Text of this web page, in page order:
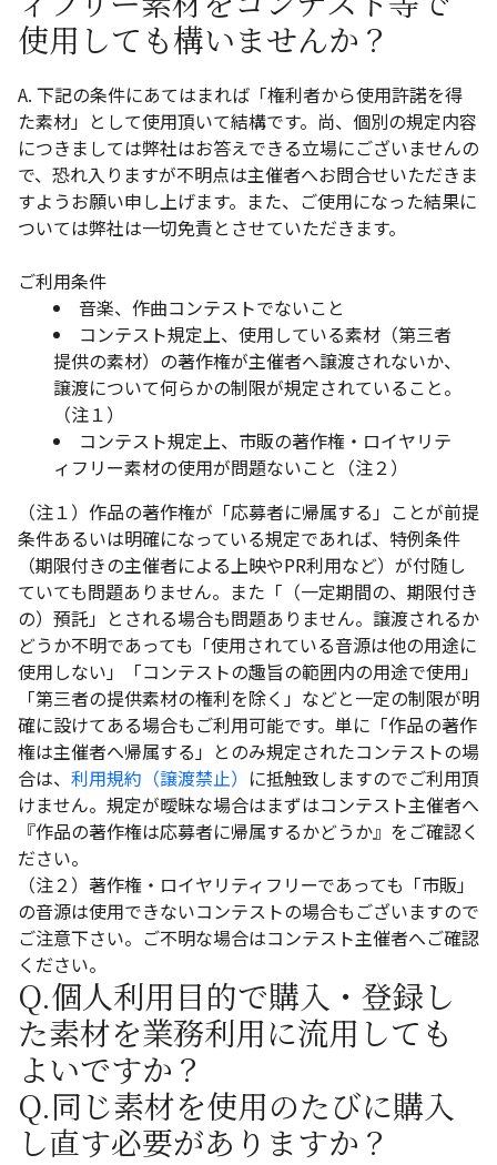
使用しても構いませんか？
A. 下記の条件にあてはまれば「権利者から使用許諾を得
た素材」として使用頂いて結構です。尚、個別の規定内容
につきましては弊社はお答えできる立場にございませんの
で、恐れ入りますが不明点は主催者へお問合せいただきま
すようお願い申し上げます。また、ご使用になった結果に
ついては弊社は一切免責とさせていただきます。
ご利用条件
音楽、作曲コンテストでないこと
コンテスト規定上、使用している素材（第三者
提供の素材）の著作権が主催者へ譲渡されないか、
譲渡について何らかの制限が規定されていること。
（注１）
コンテスト規定上、市販の著作権・ロイヤリテ
ィフリー素材の使用が問題ないこと（注２）
（注１）作品の著作権が「応募者に帰属する」ことが前提
条件あるいは明確になっている規定であれば、特例条件
（期限付きの主催者による上映やPR利用など）が付随し
ていても問題ありません。また「（一定期間の、期限付き
の）預託」とされる場合も問題ありません。譲渡されるか
どうか不明であっても「使用されている音源は他の用途に
使用しない」「コンテストの趣旨の範囲内の用途で使用」
「第三者の提供素材の権利を除く」などと一定の制限が明
確に設けてある場合もご利用可能です。単に「作品の著作
権は主催者へ帰属する」とのみ規定されたコンテストの場
合は、 利用規約（譲渡禁止） に抵触致しますのでご利用頂
けません。規定が曖昧な場合はまずはコンテスト主催者へ
『作品の著作権は応募者に帰属するかどうか』をご確認く
ださい。
（注２）著作権・ロイヤリティフリーであっても「市販」
の音源は使用できないコンテストの場合もございますので
ご注意下さい。ご不明な場合はコンテスト主催者へご確認
ください。
Q.個人利用目的で購入・登録し
た素材を業務利用に流用しても
よいですか？
Q.同じ素材を使用のたびに購入
し直す必要がありますか？